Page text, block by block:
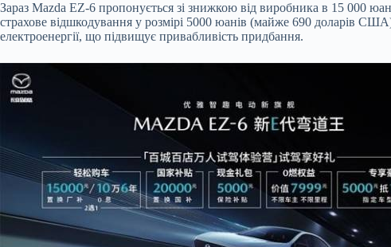
Зараз Mazda EZ-6 пропонується зі знижкою від виробника в 15 000
страхове відшкодування у розмірі 5000 юанів (майже 690 доларів
електроенергії, що підвищує привабливість придбання.